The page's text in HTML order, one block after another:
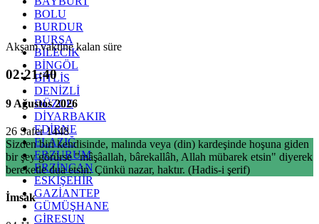
BOLU
BURDUR
BURSA
BİLECİK
BİNGÖL
BİTLİS
DENİZLİ
DÜZCE
DİYARBAKIR
EDİRNE
ELAZIĞ
ERZURUM
ERZİNCAN
ESKİŞEHİR
GAZİANTEP
GÜMÜŞHANE
GİRESUN
Akşam vaktine kalan süre
02:21:39
9 Ağustos 2026
26 Safer 1448
Sizden biri kendisinde, malında veya (din) kardeşinde hoşuna giden
bir şey görürse "mâşâallah, bârekallâh, Allah mübarek etsin" diyerek
bereketle dua etsin. Çünkü nazar, haktır. (Hadis-i şerif)
İmsak